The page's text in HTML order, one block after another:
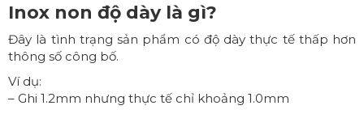
Inox non độ dày là gì?
Đây là tình trạng sản phẩm có độ dày thực tế thấp hơn
thông số công bố.
Ví dụ:
– Ghi 1.2mm nhưng thực tế chỉ khoảng 1.0mm